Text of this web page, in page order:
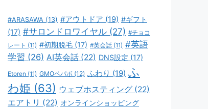
#ARASAWA (13) #アウトドア (19) #ギフト
(17) #サロンドロワイヤル (27) #チョコ
レート (11) #初期脱毛 (17) #英会話 (11) #英語
学習 (26) AI英会話 (22) DNS設定 (17)
Etoren (11) GMOペパボ (12) ふわり (19) ふ
わ姫 (63) ウェブホスティング (22)
エアトリ (22) オンラインショッピング